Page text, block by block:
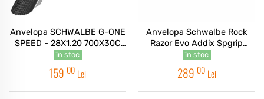
Anvelopa SCHWALBE G-ONE
SPEED - 28X1.20 700X30C
(30-622) HS472, OSC -
TUBULAR PLIABIL
în stoc
159 00 Lei
Anvelopa Schwalbe Rock
Razor Evo Addix Spgrip
Snake Skin TLE 27.5x2.35
în stoc
289 00 Lei